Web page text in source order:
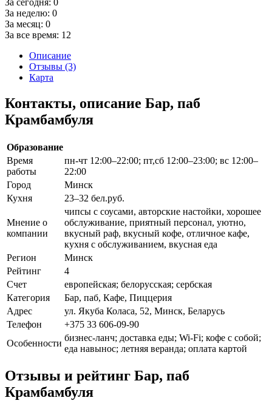
За неделю: 0
За месяц: 0
За все время: 12
Описание
Отзывы (3)
Карта
Контакты, описание Бар, паб
Крамбамбуля
Образование
Время
работы
пн-чт 12:00–22:00; пт,сб 12:00–23:00; вс 12:00–
22:00
Город
Минск
Кухня
23–32 бел.руб.
Мнение о
компании
чипсы с соусами, авторские настойки, хорошее
обслуживание, приятный персонал, уютно,
вкусный раф, вкусный кофе, отличное кафе,
кухня с обслуживанием, вкусная еда
Регион
Минск
Рейтинг
4
Счет
европейская; белорусская; сербская
Категория
Бар, паб, Кафе, Пиццерия
Адрес
ул. Якуба Коласа, 52, Минск, Беларусь
Телефон
+375 33 606-09-90
Особенности
бизнес-ланч; доставка еды; Wi-Fi; кофе с собой;
еда навынос; летняя веранда; оплата картой
Отзывы и рейтинг Бар, паб
Крамбамбуля